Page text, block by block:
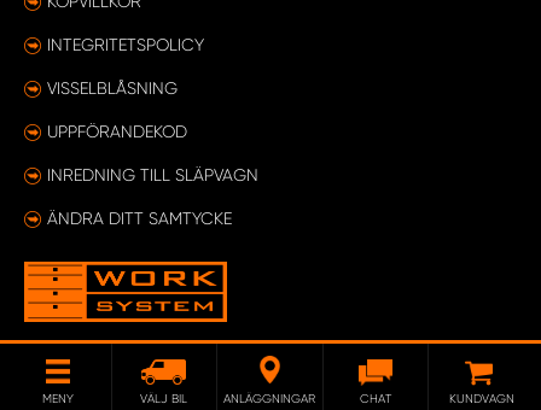
INTEGRITETSPOLICY
VISSELBLÅSNING
UPPFÖRANDEKOD
INREDNING TILL SLÄPVAGN
ÄNDRA DITT SAMTYCKE
MENY VÄLJ BIL ANLÄGGNINGAR CHAT KUNDVAGN